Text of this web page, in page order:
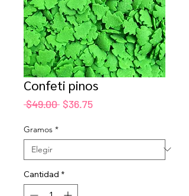
Confeti pinos
$49.00 Precio
$36.75Precio
Gramos *
Cantidad *